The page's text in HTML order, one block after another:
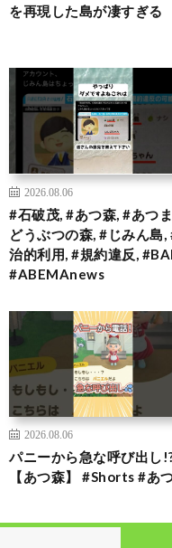
を再現した島が凄すぎる
2026.08.06
#石破茂, #あつ森, #あつ
どうぶつの森, #じみん島,
治的利用, #規約違反,
#ABEMAnews
2026.08.06
パニーから急な呼び出し
【あつ森】 #Shorts #あ